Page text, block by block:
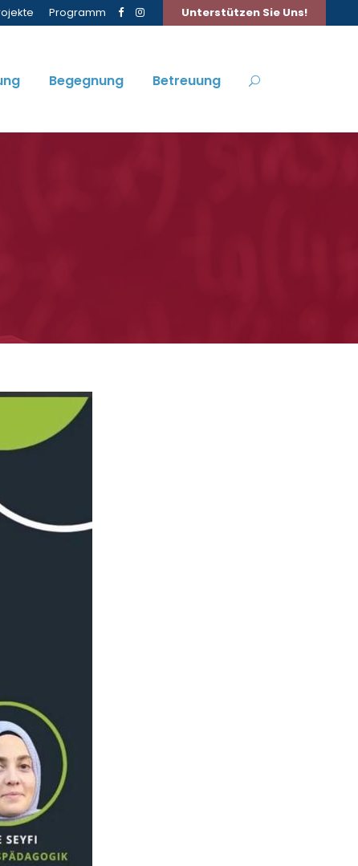
Programm Unterstützen Sie Uns!
Begegnung Betreuung